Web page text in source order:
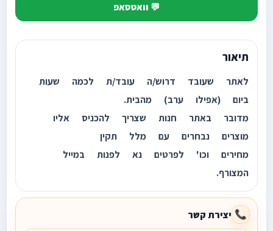
💬 וואטסאפ
תיאור
לאתר שעובד דרוש/ה עובד/ת לכמה שעות
ביום (אפילו ערב) מהבית.
מדובר באתר חנות שצריך להכניס אליו
מוצרים נבחרים עם מלל תקין
מחירים וכו' לפרטים נא לפנות במייל
המצורף.
📞 יצירת קשר